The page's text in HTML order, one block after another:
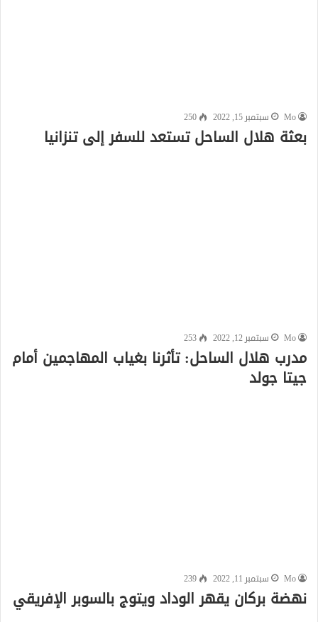
Mo سبتمبر 15, 2022 250
بعثة هلال الساحل تستعد للسفر إلى تنزانيا
Mo سبتمبر 12, 2022 253
مدرب هلال الساحل: تأثرنا بغياب المهاجمين أمام
جيتا جولد
Mo سبتمبر 11, 2022 239
نهضة بركان يقهر الوداد ويتوج بالسوبر الإفريقي